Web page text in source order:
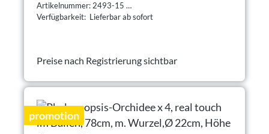
Artikelnummer: 2493-15
Verfügbarkeit: Lieferbar ab sofort
Preise nach Registrierung sichtbar
promotion